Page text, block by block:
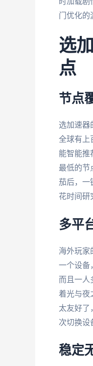
门优化的
选
点
节点
选加速器
全球有上
能智能
最低的节
茄后，一
花时间研
多平
海外玩
一个设备
而且一人
着光与夜
太友好了
次切换设
稳定